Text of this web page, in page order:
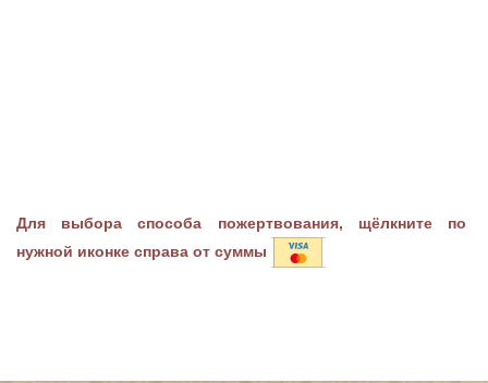
Для выбора способа пожертвования, щёлкните по
нужной иконке справа от суммы